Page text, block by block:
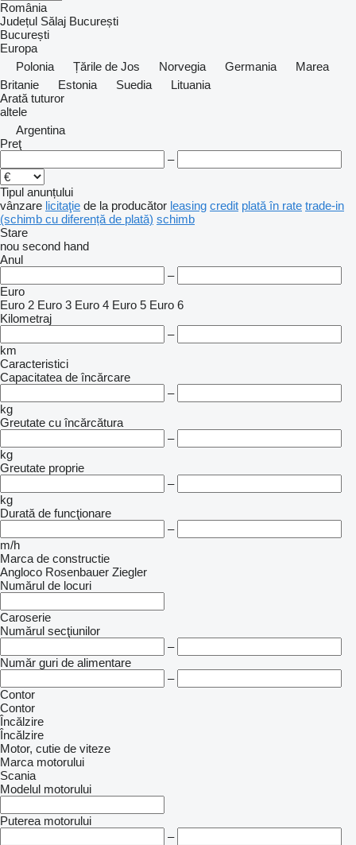
România
Județul Sălaj București
București
Europa
Polonia
Țările de Jos Norvegia Germania
Marea
Britanie
Estonia Suedia
Lituania
Arată tuturor
altele
Argentina
Preţ
–
Tipul anunțului
vânzare licitaţie de la producător leasing credit plată în rate trade-in
(schimb cu diferență de plată) schimb
Stare
nou second hand
Anul
–
Euro
Euro 2 Euro 3 Euro 4 Euro 5 Euro 6
Kilometraj
–
km
Caracteristici
Capacitatea de încărcare
–
kg
Greutate cu încărcătura
–
kg
Greutate proprie
–
kg
Durată de funcţionare
–
m/h
Marca de constructie
Angloco Rosenbauer Ziegler
Numărul de locuri
Caroserie
Numărul secţiunilor
–
Număr guri de alimentare
–
Contor
Contor
Încălzire
Încălzire
Motor, cutie de viteze
Marca motorului
Scania
Modelul motorului
Puterea motorului
–